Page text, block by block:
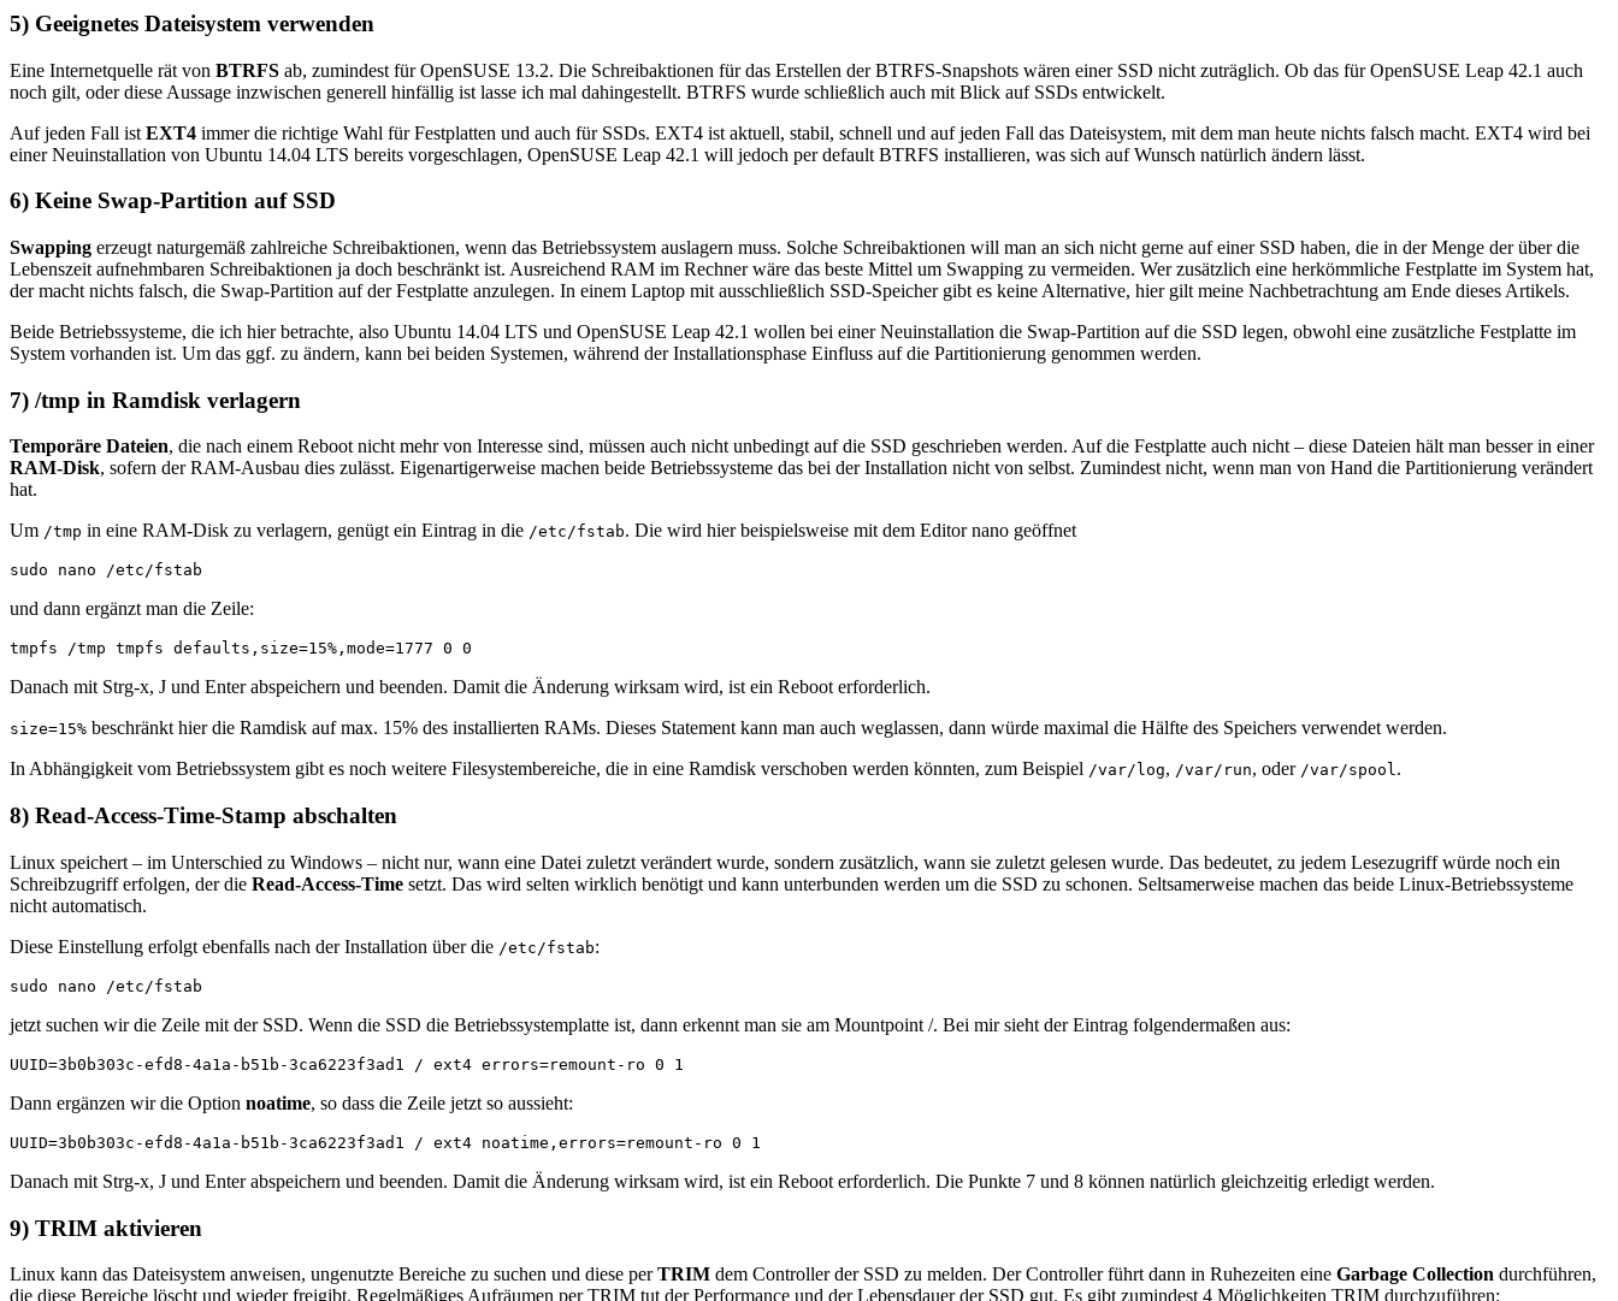
5) Geeignetes Dateisystem verwenden
Eine Internetquelle rät von BTRFS ab, zumindest für OpenSUSE 13.2. Die Schreibaktionen für das Erstellen der BTRFS-Snapshots wären einer SSD nicht zuträglich. Ob das für OpenSUSE Leap 42.1 auch
noch gilt, oder diese Aussage inzwischen generell hinfällig ist lasse ich mal dahingestellt. BTRFS wurde schließlich auch mit Blick auf SSDs entwickelt.
Auf jeden Fall ist EXT4 immer die richtige Wahl für Festplatten und auch für SSDs. EXT4 ist aktuell, stabil, schnell und auf jeden Fall das Dateisystem, mit dem man heute nichts falsch macht. EXT4 wird bei
einer Neuinstallation von Ubuntu 14.04 LTS bereits vorgeschlagen, OpenSUSE Leap 42.1 will jedoch per default BTRFS installieren, was sich auf Wunsch natürlich ändern lässt.
6) Keine Swap-Partition auf SSD
Swapping erzeugt naturgemäß zahlreiche Schreibaktionen, wenn das Betriebssystem auslagern muss. Solche Schreibaktionen will man an sich nicht gerne auf einer SSD haben, die in der Menge der über die
Lebenszeit aufnehmbaren Schreibaktionen ja doch beschränkt ist. Ausreichend RAM im Rechner wäre das beste Mittel um Swapping zu vermeiden. Wer zusätzlich eine herkömmliche Festplatte im System hat,
der macht nichts falsch, die Swap-Partition auf der Festplatte anzulegen. In einem Laptop mit ausschließlich SSD-Speicher gibt es keine Alternative, hier gilt meine Nachbetrachtung am Ende dieses Artikels.
Beide Betriebssysteme, die ich hier betrachte, also Ubuntu 14.04 LTS und OpenSUSE Leap 42.1 wollen bei einer Neuinstallation die Swap-Partition auf die SSD legen, obwohl eine zusätzliche Festplatte im
System vorhanden ist. Um das ggf. zu ändern, kann bei beiden Systemen, während der Installationsphase Einfluss auf die Partitionierung genommen werden.
7) /tmp in Ramdisk verlagern
Temporäre Dateien, die nach einem Reboot nicht mehr von Interesse sind, müssen auch nicht unbedingt auf die SSD geschrieben werden. Auf die Festplatte auch nicht – diese Dateien hält man besser in einer
RAM-Disk, sofern der RAM-Ausbau dies zulässt. Eigenartigerweise machen beide Betriebssysteme das bei der Installation nicht von selbst. Zumindest nicht, wenn man von Hand die Partitionierung verändert
hat.
Um /tmp in eine RAM-Disk zu verlagern, genügt ein Eintrag in die /etc/fstab. Die wird hier beispielsweise mit dem Editor nano geöffnet
sudo nano /etc/fstab
und dann ergänzt man die Zeile:
tmpfs /tmp tmpfs defaults,size=15%,mode=1777 0 0
Danach mit Strg-x, J und Enter abspeichern und beenden. Damit die Änderung wirksam wird, ist ein Reboot erforderlich.
size=15% beschränkt hier die Ramdisk auf max. 15% des installierten RAMs. Dieses Statement kann man auch weglassen, dann würde maximal die Hälfte des Speichers verwendet werden.
In Abhängigkeit vom Betriebssystem gibt es noch weitere Filesystembereiche, die in eine Ramdisk verschoben werden könnten, zum Beispiel /var/log, /var/run, oder /var/spool.
8) Read-Access-Time-Stamp abschalten
Linux speichert – im Unterschied zu Windows – nicht nur, wann eine Datei zuletzt verändert wurde, sondern zusätzlich, wann sie zuletzt gelesen wurde. Das bedeutet, zu jedem Lesezugriff würde noch ein
Schreibzugriff erfolgen, der die Read-Access-Time setzt. Das wird selten wirklich benötigt und kann unterbunden werden um die SSD zu schonen. Seltsamerweise machen das beide Linux-Betriebssysteme
nicht automatisch.
Diese Einstellung erfolgt ebenfalls nach der Installation über die /etc/fstab:
sudo nano /etc/fstab
jetzt suchen wir die Zeile mit der SSD. Wenn die SSD die Betriebssystemplatte ist, dann erkennt man sie am Mountpoint /. Bei mir sieht der Eintrag folgendermaßen aus:
UUID=3b0b303c-efd8-4a1a-b51b-3ca6223f3ad1 / ext4 errors=remount-ro 0 1
Dann ergänzen wir die Option noatime, so dass die Zeile jetzt so aussieht:
UUID=3b0b303c-efd8-4a1a-b51b-3ca6223f3ad1 / ext4 noatime,errors=remount-ro 0 1
Danach mit Strg-x, J und Enter abspeichern und beenden. Damit die Änderung wirksam wird, ist ein Reboot erforderlich. Die Punkte 7 und 8 können natürlich gleichzeitig erledigt werden.
9) TRIM aktivieren
Linux kann das Dateisystem anweisen, ungenutzte Bereiche zu suchen und diese perTRIM dem Controller der SSD zu melden. Der Controller führt dann in Ruhezeiten eine Garbage Collection durchführen,
die diese Bereiche löscht und wieder freigibt. Regelmäßiges Aufräumen per TRIM tut der Performance und der Lebensdauer der SSD gut. Es gibt zumindest 4 Möglichkeiten TRIM durchzuführen: